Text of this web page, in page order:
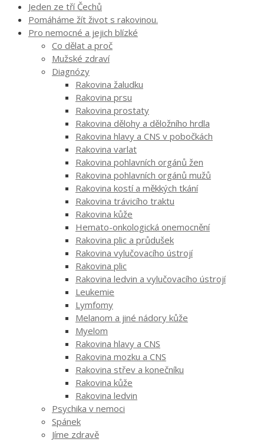
Jeden ze tří Čechů
Pomáháme žít život s rakovinou.
Pro nemocné a jejich blízké
Co dělat a proč
Mužské zdraví
Diagnózy
Rakovina žaludku
Rakovina prsu
Rakovina prostaty
Rakovina dělohy a děložního hrdla
Rakovina hlavy a CNS v pobočkách
Rakovina varlat
Rakovina pohlavních orgánů žen
Rakovina pohlavních orgánů mužů
Rakovina kostí a měkkých tkání
Rakovina trávicího traktu
Rakovina kůže
Hemato-onkologická onemocnění
Rakovina plic a průdušek
Rakovina vylučovacího ústrojí
Rakovina plic
Rakovina ledvin a vylučovacího ústrojí
Leukemie
Lymfomy
Melanom a jiné nádory kůže
Myelom
Rakovina hlavy a CNS
Rakovina mozku a CNS
Rakovina střev a konečníku
Rakovina kůže
Rakovina ledvin
Psychika v nemoci
Spánek
Jíme zdravě